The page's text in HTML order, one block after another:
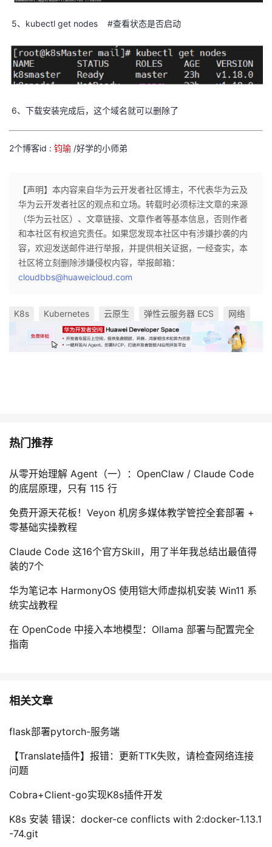
验
收
支
声
议
5、kubectl get nodes #查看状态是否启动
6、下载安装完成后，这个域名就可以删除了
2个博客id : 钧瑜 /好学的小师弟
【声明】本内容来自华为云开发者社区博主，不代表华为云及
华为云开发者社区的观点和立场。转载时必须标注文章的来源
（华为云社区）、文章链接、文章作者等基本信息，否则作者
和本社区有权追究责任。如果您发现本社区中有涉嫌抄袭的内
容，欢迎发送邮件进行举报，并提供相关证据，一经查实，本
社区将立刻删除涉嫌侵权内容，举报邮箱：
cloudbbs@huaweicloud.com
K8s Kubernetes 云原生 弹性云服务器 ECS 网络
热门推荐
从零开始理解 Agent（一）：OpenClaw / Claude Code
的底层原理，只有 115 行
免费开源天花板！Veyon 机房多媒体教学管控全套部署 +
零基础实操教程
Claude Code 这16个官方Skill，用了半年我总结出最值得
装的7个
华为笔记本 HarmonyOS 使用铠大师虚拟机安装 Win11 系
统实战教程
在 OpenCode 中接入本地模型：Ollama 部署与配置完全
指南
相关文章
flask部署pytorch-服务端
【Translate插件】报错：更新TTK失败，请检查网络连接
问题
Cobra+Client-go实现K8s插件开发
K8s 安装 错误：docker-ce conflicts with 2:docker-1.13.1
-74.git